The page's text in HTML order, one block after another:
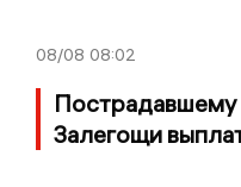
08/08 08:02
Залегощи